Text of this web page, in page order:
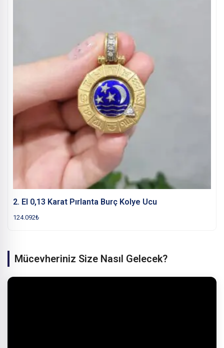
2. El 0,13 Karat Pırlanta Burç Kolye Ucu
124.092₺
Mücevheriniz Size Nasıl Gelecek?